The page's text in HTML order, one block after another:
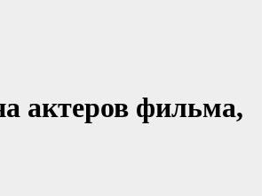
актеров фильма,